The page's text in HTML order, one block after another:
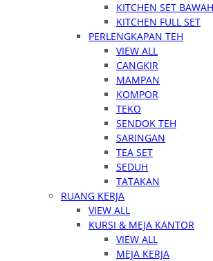
KITCHEN SET BAWAH
KITCHEN FULL SET
PERLENGKAPAN TEH
VIEW ALL
CANGKIR
MAMPAN
KOMPOR
TEKO
SENDOK TEH
SARINGAN
TEA SET
SEDUH
TATAKAN
RUANG KERJA
VIEW ALL
KURSI & MEJA KANTOR
VIEW ALL
MEJA KERJA